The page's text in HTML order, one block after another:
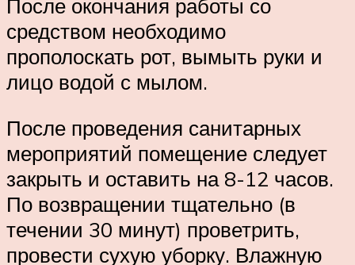
После окончания работы со
средством необходимо
прополоскать рот, вымыть руки и
лицо водой с мылом.
После проведения санитарных
мероприятий помещение следует
закрыть и оставить на 8-12 часов.
По возвращении тщательно (в
течении 30 минут) проветрить,
провести сухую уборку. Влажную